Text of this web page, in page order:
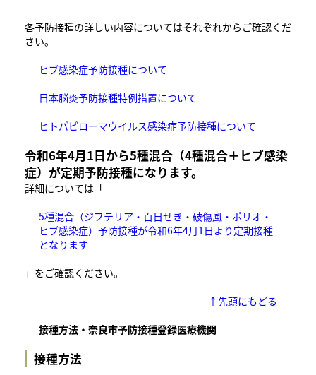
各予防接種の詳しい内容についてはそれぞれからご確認くだ
さい。
ヒブ感染症予防接種について
日本脳炎予防接種特例措置について
ヒトパピローマウイルス感染症予防接種について
令和6年4月1日から5種混合（4種混合＋ヒブ感染
症）が定期予防接種になります。
詳細については「
5種混合（ジフテリア・百日せき・破傷風・ポリオ・
ヒブ感染症）予防接種が令和6年4月1日より定期接種
となります​
」をご確認ください。
↑先頭にもどる
接種方法・奈良市予防接種登録医療機関
接種方法